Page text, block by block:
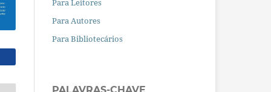
Para Leitores
Para Autores
Para Bibliotecários